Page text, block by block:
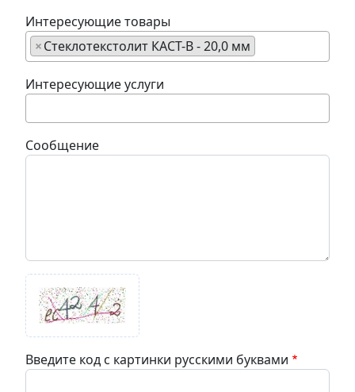
Интересующие товары
×Стеклотекстолит КАСТ-В - 20,0 мм
Интересующие услуги
Сообщение
Введите код с картинки русскими буквами